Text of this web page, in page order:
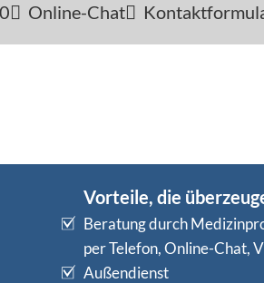
Online-Chat
Vorteile, die
Beratung durch
per Telefon, Online-Chat,
Außendienst